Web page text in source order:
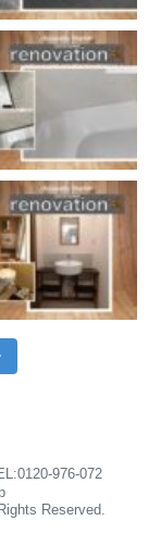
976-072
Reserved.